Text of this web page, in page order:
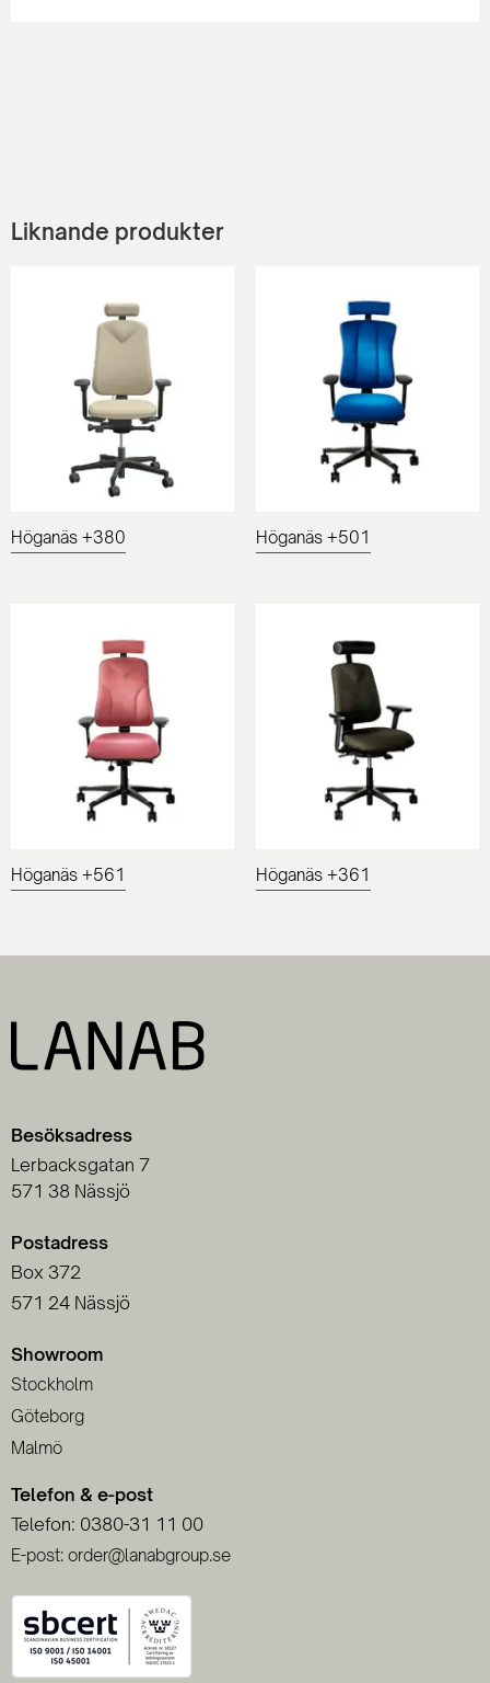
Liknande produkter
Höganäs +380 Höganäs +501
Höganäs +561 Höganäs +361
Besöksadress
Lerbacksgatan 7
571 38 Nässjö
Postadress
Box 372
571 24 Nässjö
Showroom
Stockholm
Göteborg
Malmö
Telefon & e-post
Telefon: 0380-31 11 00
E-post: order@lanabgroup.se